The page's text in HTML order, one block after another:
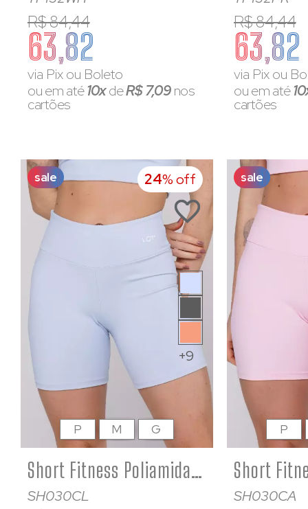
R$ 84,44
63,82
via Pix ou Boleto
ou em até10xdeR$ 7,09nos
cartões
R$ 84,44
63,82
via Pix ou
ou em até
cartões
sale 24% off
+9
Short Fitness Poliamida Feminino Azul Bebê
SH030CL
P M G
sale
SH030CA
P